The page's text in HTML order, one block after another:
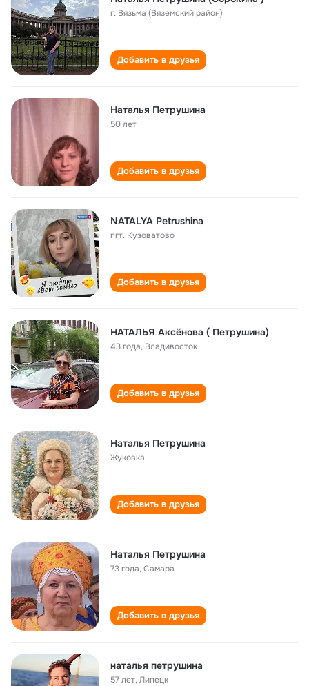
г. Вязьма (Вяземский район)
Добавить в друзья
Наталья Петрушина
50 лет
Добавить в друзья
NATALYA Petrushina
пгт. Кузоватово
Добавить в друзья
НАТАЛЬЯ Аксёнова ( Петрушина)
43 года, Владивосток
Добавить в друзья
Наталья Петрушина
Жуковка
Добавить в друзья
Наталья Петрушина
73 года,Самара
Добавить в друзья
наталья петрушина
57 лет,Липецк